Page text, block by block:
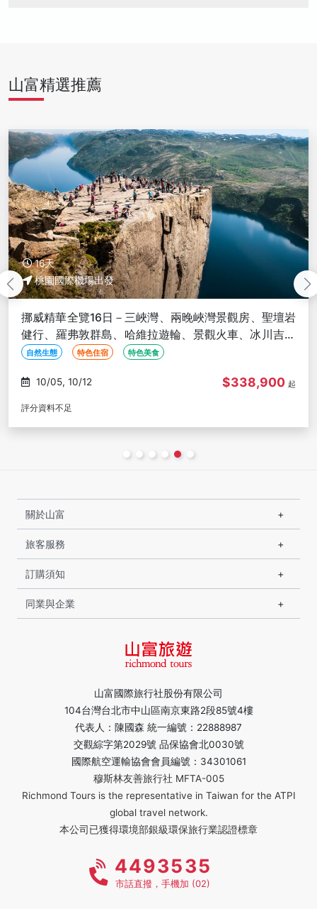
山富精選推薦
28天
桃園國際機場出發
南美五國全覽28日－復活節島摩艾像、馬丘比丘、亞馬
遜雨林、伊瓜蘇大瀑布、里約基督像、布宜諾斯艾利
斯、烏拉圭、的的喀喀湖
11/02, 12/02 $649,900 起
評分資料不足
山富國際旅行社股份有限公司
104台灣台北市中山區南京東路2段85號4樓
代表人：陳國森 統一編號：22888987
交觀綜字第2029號 品保協會北0030號
國際航空運輸協會會員編號：34301061
穆斯林友善旅行社 MFTA-005
Richmond Tours is the representative in Taiwan for the ATPI
global travel network.
本公司已獲得環境部銀級環保旅行業認證標章
關於山富
旅客服務
訂購須知
同業與企業
4493535
市話直撥，手機加 (02)